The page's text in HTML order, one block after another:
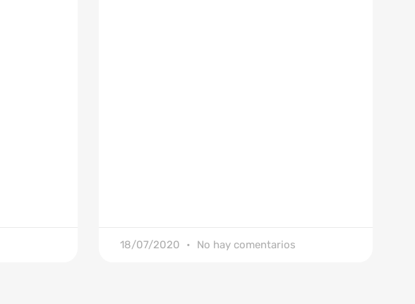
18/07/2020 No hay comentarios